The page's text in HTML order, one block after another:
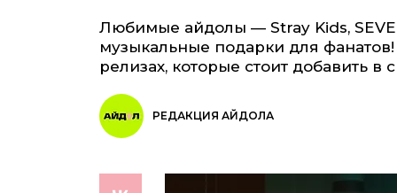
Любимые айдолы — Stray Kids,
музыкальные подарки для
релизах, которые стоит добавить в
РЕДАКЦИЯ АЙДОЛА